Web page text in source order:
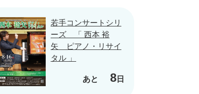
若手コンサートシリ
ーズ 「 西本 裕
矢 ピアノ・リサイ
タル 」
あと 8 日